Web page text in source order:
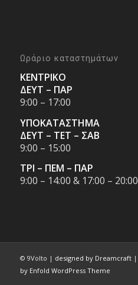
Ωράριο καταστημάτων
ΚΕΝΤΡΙΚΟ
ΔΕΥΤ – ΠΑΡ
9:00 – 17:00
ΥΠΟΚΑΤΑΣΤΗΜΑ
ΔΕΥΤ – ΤΕΤ – ΣΑΒ
9:00 – 15:00
ΤΡΙ – ΠΕΜ – ΠΑΡ
9:00 – 14:00 & 17:00 – 20:00
© 9Volto | designed by Dreamcraft|
by Enfold WordPress Theme